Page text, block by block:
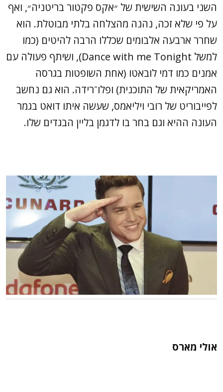
השני בעונה השישית של ״אקס פקטור בריטניה״, ואף
על פי שלא זכה, נהנה מהצלחה בלתי מבוטלת. הוא
שחרר ארבעה אלבומים שכללו הרבה להיטים (כמו
למשל Dance with me Tonight), ושיתף פעולה עם
אמנים כמו דמי לובאטו (אחת השופטות בגרסה
האמריקאית של התוכנית) ופלו־רידה. הוא גם נחשב
לפייבוריט של רובי ויליאמס, שעשה איתו דואט בגמר
העונה ההיא וגם בחר בו לדגמן בליין הבגדים שלו.
אולי מארס